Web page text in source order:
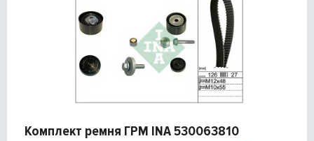
Комплект ремня ГРМ INA 530063810